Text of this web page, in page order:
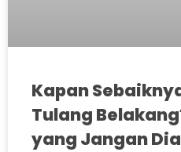
Kapan
Tulang
yang Jangan